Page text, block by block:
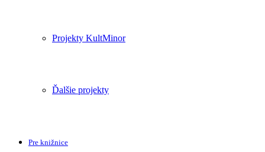
Projekty KultMinor
Ďalšie projekty
Pre knižnice